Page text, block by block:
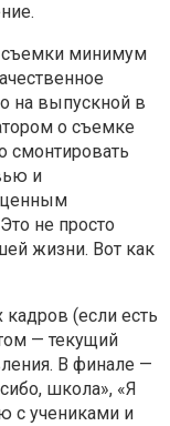
съемки минимум
на выпускной в
о съемке
смонтировать
и
ценным
не просто
жизни. Вот как
кадров (если есть
— текущий
В финале —
школа», «Я
с учениками и